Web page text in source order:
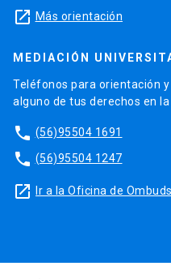
launch Más orientación
MEDIACIÓN
Teléfonos para orientación
alguno de tus derechos en la
phone (56)95504 1691
phone (56)95504 1247
launch Ir a la Oficina de